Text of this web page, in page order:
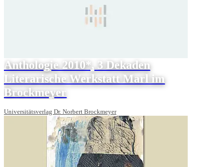
Anthologie 2010*, 3 Dekaden
Literarische Werkstatt Marl im
Brockmeyer
Universitätsverlag Dr. Norbert Brockmeyer